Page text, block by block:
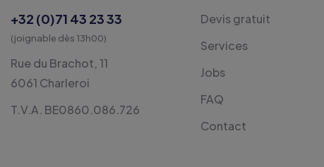
+32 (0)71 43 23 33
(joignable dès 13h00)
Rue du Brachot, 11
6061 Charleroi
T.V.A. BE0860.086.726
Devis gratuit
Services
Jobs
FAQ
Contact